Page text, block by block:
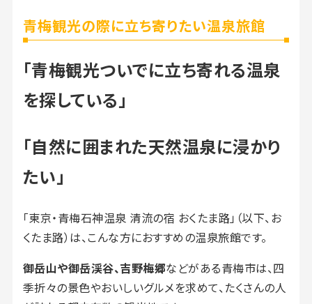
青梅観光の際に立ち寄りたい温泉旅館
「青梅観光ついでに立ち寄れる温泉
を探している」
「自然に囲まれた天然温泉に浸かり
たい」
「東京・青梅石神温泉 清流の宿 おくたま路」（以下、お
くたま路）は、こんな方におすすめの温泉旅館です。
御岳山や御岳渓谷、吉野梅郷などがある青梅市は、四
季折々の景色やおいしいグルメを求めて、たくさんの人